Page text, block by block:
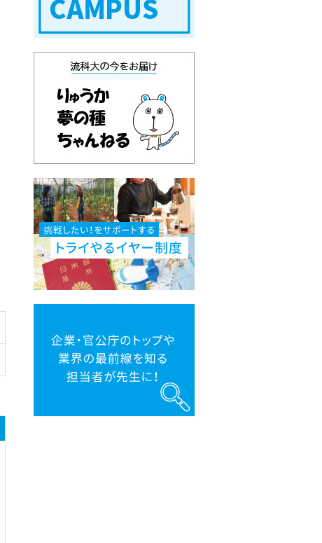
パ
ス
り
挑
戦
し
た
い！
を
サ
ポ
ー
ト
す
る
企
界